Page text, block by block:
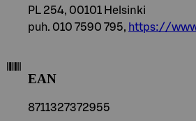
PL 254, 00101 Helsinki
puh. 010 7590 795, https://
EAN
8711327372955